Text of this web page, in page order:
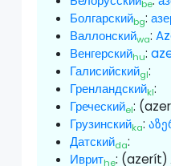
be
Болгарскийbg:
Валлонскийwa:
Венгерскийhu:
Галисийскийgl:
Гренландскийkl:
Греческийel:
Грузинскийka:
Датскийda:
Ивритhe: (azerít)